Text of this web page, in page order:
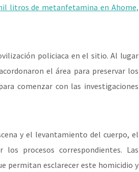
litros de metanfetamina en Ahome,
policiaca en el sitio. Al lugar
el área para preservar los
comenzar con las investigaciones
y el levantamiento del cuerpo, el
procesos correspondientes. Las
permitan esclarecer este homicidio y